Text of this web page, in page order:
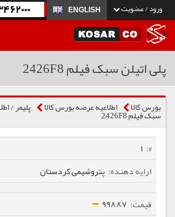
ورود / عضویت ENGLISH
پلی اتیلن سبک فیلم 2426F8
بورس کالا اطلاعیه عرضه بورس کالا پلیمر /
سبک فیلم 2426F8
1
پتروشیمی کردستان
99887